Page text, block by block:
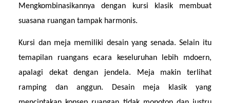
Mengkombinasikannya dengan kursi klasik membuat
suasana ruangan tampak harmonis.
Kursi dan meja memiliki desain yang senada. Selain itu
temapilan ruangans ecara keseluruhan lebih mdoern,
apalagi dekat dengan jendela. Meja makin terlihat
ramping dan anggun. Desain meja klasik yang